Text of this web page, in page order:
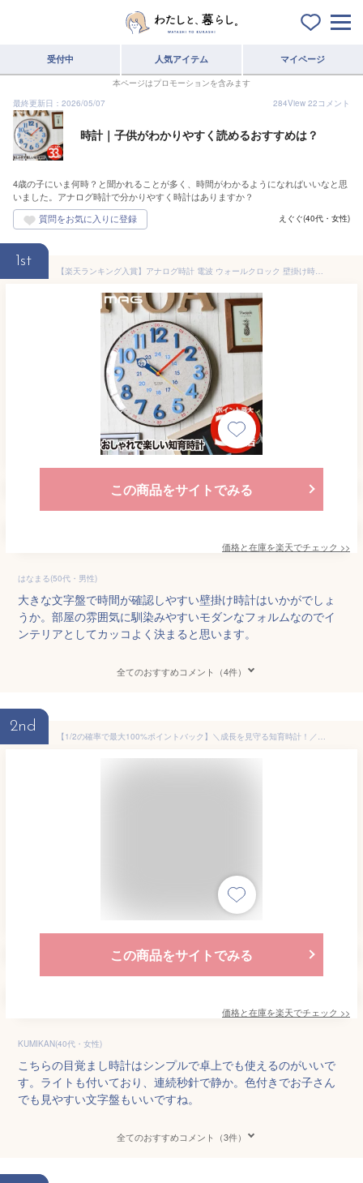
受付中 人気アイテム マイページ
本ページはプロモーションを含みます
最終更新日：2026/05/07
284View 22コメント
時計｜子供がわかりやすく読めるおすすめは？
4歳の子にいま何時？と聞かれることが多く、時間がわかるようになればいいなと思
いました。アナログ時計で分かりやすく時計はありますか？
えぐぐ(40代・女性)
1st
【楽天ランキング入賞】アナログ時計 電波 ウォールクロック 壁掛け時計 モダン 知育時計 おしゃれ 掛け時計 子供用 学習用 時計 インテリア雑貨 大きい 見やすい 静音 コルク調 電波時計 アナログクロック かわいい リビング 子供部屋 キッズ 北欧 プレゼント ギフト
この商品をサイトでみる
価格と在庫を楽天でチェック >>
はなまる(50代・男性)
大きな文字盤で時間が確認しやすい壁掛け時計はいかがでしょ
うか。部屋の雰囲気に馴染みやすいモダンなフォルムなのでイ
ンテリアとしてカッコよく決まると思います。
全てのおすすめコメント（4件）
2nd
【1/2の確率で最大100%ポイントバック】＼成長を見守る知育時計！／★1位【改良版】目覚まし時計 子供 知育時計 アラーム 学生 可愛い おしゃれ シンプル アナログ 卓上 置き時計 ライト付 連続秒針静音日本語表示 寝室 部屋 新生活新学期 時間管理 小学校 入園入学祝い
この商品をサイトでみる
価格と在庫を楽天でチェック >>
KUMIKAN(40代・女性)
こちらの目覚まし時計はシンプルで卓上でも使えるのがいいで
す。ライトも付いており、連続秒針で静か。色付きでお子さん
でも見やすい文字盤もいいですね。
全てのおすすめコメント（3件）